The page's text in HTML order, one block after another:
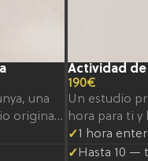
una
original
Actividad
190€
Un estudio
hora para ti
para
1 hora
Hasta 10 —